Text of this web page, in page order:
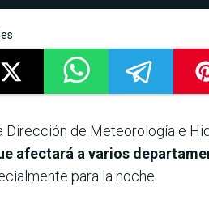
Dirección de Meteorología e
afectará a varios
para la noche.